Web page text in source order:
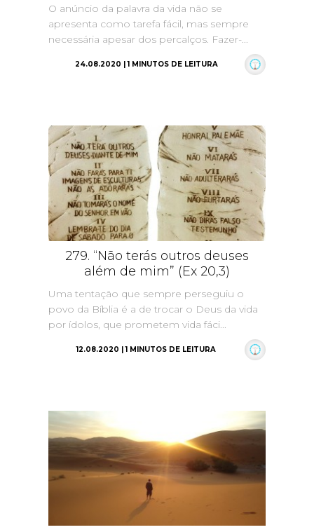
O anúncio da palavra da vida não se
apresenta como tarefa fácil, mas sempre
necessária apesar dos percalços. Fazer-...
24.08.2020 | 1 MINUTOS DE LEITURA
279. “Não terás outros deuses
além de mim” (Ex 20,3)
Uma tentação que sempre perseguiu o
povo da Bíblia é a de trocar o Deus da vida
por ídolos, que prometem vida fáci...
12.08.2020 | 1 MINUTOS DE LEITURA